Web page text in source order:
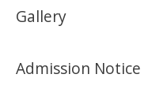
Gallery
Admission Notice